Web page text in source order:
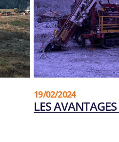
19/02/2024
LES